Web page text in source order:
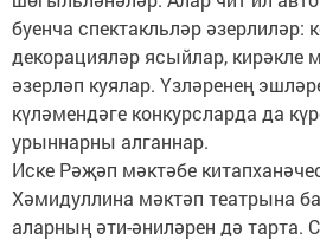
буенча спектакльләр әзерлиләр:
декорацияләр ясыйлар, кирәкле
әзерләп куялар. Үзләренең
күләмендәге конкурсларда да
урыннарны алганнар.
Иске Рәҗәп мәктәбе
Хәмидуллина мәктәп театрына
аларның әти-әниләрен дә тарта.